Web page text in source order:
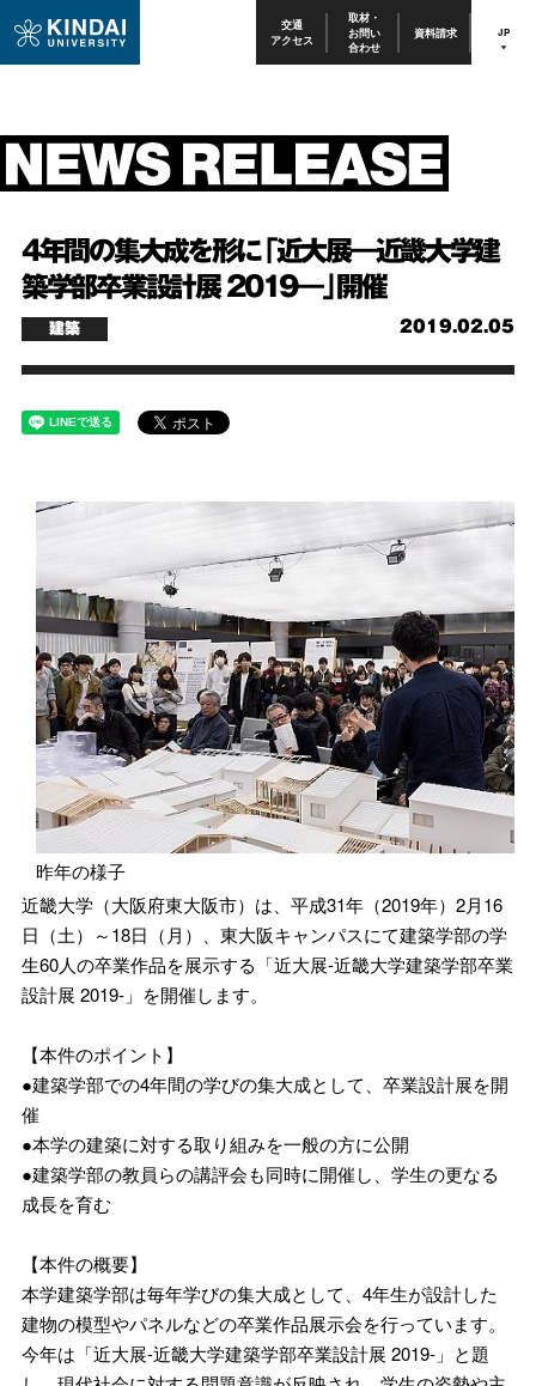
交通
アクセス
取材・
お問い
合わせ
資料請求 JP
4年間の集大成を形に「近大展―近畿大学建
築学部卒業設計展 2019―」開催
2019.02.05
建築
昨年の様子
近畿大学（大阪府東大阪市）は、平成31年（2019年）2月16
日（土）～18日（月）、東大阪キャンパスにて建築学部の学
生60人の卒業作品を展示する「近大展-近畿大学建築学部卒業
設計展 2019-」を開催します。
【本件のポイント】
●建築学部での4年間の学びの集大成として、卒業設計展を開
催
●本学の建築に対する取り組みを一般の方に公開
●建築学部の教員らの講評会も同時に開催し、学生の更なる
成長を育む
【本件の概要】
本学建築学部は毎年学びの集大成として、4年生が設計した
建物の模型やパネルなどの卒業作品展示会を行っています。
今年は「近大展-近畿大学建築学部卒業設計展 2019-」と題